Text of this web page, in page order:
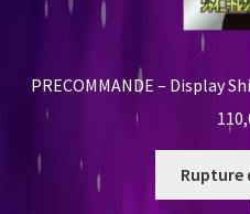
PRECOMMANDE – Display
Rupture